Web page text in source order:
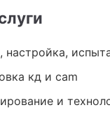
настройка,
кд и cam
и